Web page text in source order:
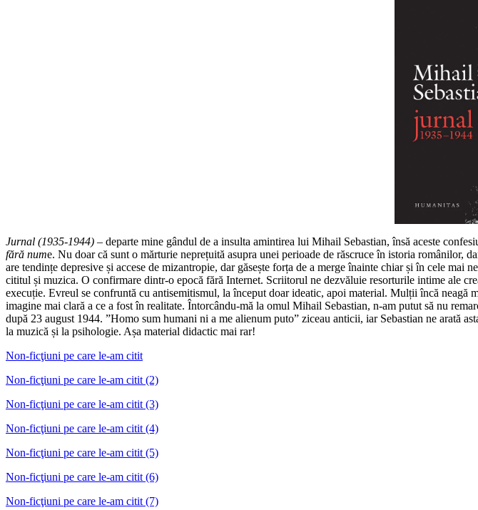
Jurnal (1935-1944) – departe mine gândul de a insulta amintirea lui Mihail Sebastian, însă aceste
fără nume. Nu doar că sunt o mărturie neprețuită asupra unei perioade de răscruce în istoria românilor,
are tendințe depresive și accese de mizantropie, dar găsește forța de a merge înainte chiar și în cele
cititul și muzica. O confirmare dintr-o epocă fără Internet. Scriitorul ne dezvăluie resorturile intime ale
execuție. Evreul se confruntă cu antisemitismul, la început doar ideatic, apoi material. Mulții încă neagă
imagine mai clară a ce a fost în realitate. Întorcându-mă la omul Mihail Sebastian, n-am putut să nu
după 23 august 1944. ”Homo sum humani ni a me alienum puto” ziceau anticii, iar Sebastian ne arată
la muzică și la psihologie. Așa material didactic mai rar!
Non-ficţiuni pe care le-am citit
Non-ficţiuni pe care le-am citit (2)
Non-ficţiuni pe care le-am citit (3)
Non-ficţiuni pe care le-am citit (4)
Non-ficţiuni pe care le-am citit (5)
Non-ficţiuni pe care le-am citit (6)
Non-ficţiuni pe care le-am citit (7)